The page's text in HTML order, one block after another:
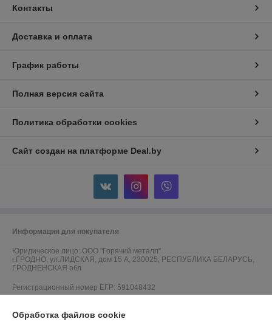
Контакты
Доставка и оплата
График работы
Полная версия сайта
Политика обработки cookies
Сайт создан на платформе Deal.by
Информация для покупателя
Юридическое лицо: ООО "Горячий металл"
г.ГРОДНО, ул.ЛИДСКАЯ, дом 15 А, 230025, РЕСПУБЛИКА БЕЛАРУСЬ,
ГРОДНЕНСКАЯ обл
Регистрационный номер ЕГР: 591048432
Обработка файлов cookie